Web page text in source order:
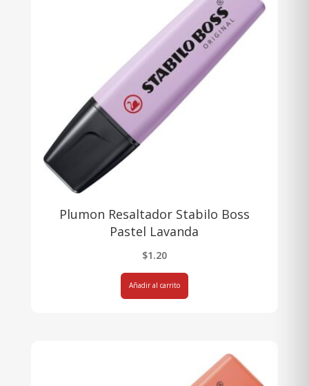
Plumon Resaltador Stabilo Boss
Pastel Lavanda
$1.20
Añadir al carrito